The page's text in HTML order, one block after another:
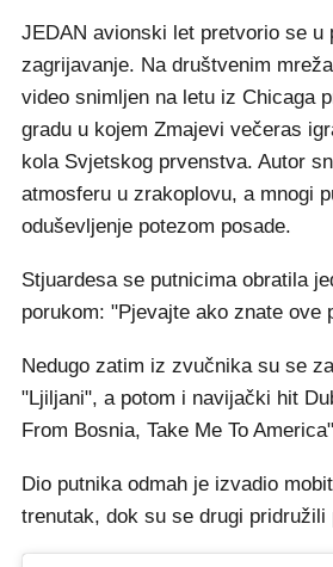
JEDAN avionski let pretvorio se u
zagrijavanje. Na društvenim
video snimljen na letu iz Chicaga
gradu u kojem Zmajevi večeras
kola Svjetskog prvenstva. Autor
atmosferu u zrakoplovu, a mnogi
oduševljenje potezom posade.
Stjuardesa se putnicima obratila
porukom: "Pjevajte ako znate ove
Nedugo zatim iz zvučnika su se
"Ljiljani", a potom i navijački hit
From Bosnia, Take Me To
Dio putnika odmah je izvadio
trenutak, dok su se drugi pridružili